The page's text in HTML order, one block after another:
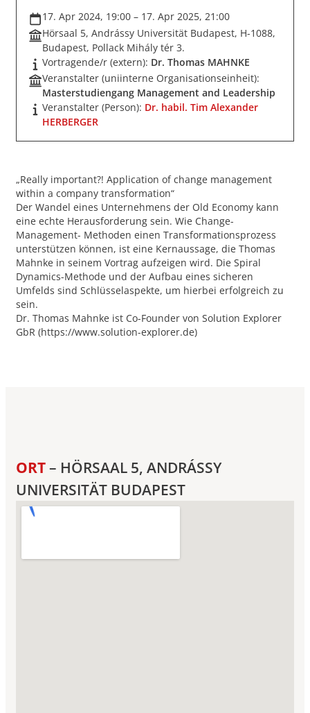
17. Apr 2024, 19:00 – 17. Apr 2025, 21:00
Hörsaal 5, Andrássy Universität Budapest, H-1088,
Budapest, Pollack Mihály tér 3.
Vortragende/r (extern): Dr. Thomas MAHNKE
Veranstalter (uniinterne Organisationseinheit):
Masterstudiengang Management and Leadership
Veranstalter (Person): Dr. habil. Tim Alexander
HERBERGER
„Really important?! Application of change management
within a company transformation“
Der Wandel eines Unternehmens der Old Economy kann
eine echte Herausforderung sein. Wie Change-
Management- Methoden einen Transformationsprozess
unterstützen können, ist eine Kernaussage, die Thomas
Mahnke in seinem Vortrag aufzeigen wird. Die Spiral
Dynamics-Methode und der Aufbau eines sicheren
Umfelds sind Schlüsselaspekte, um hierbei erfolgreich zu
sein.
Dr. Thomas Mahnke ist Co-Founder von Solution Explorer
GbR (https://www.solution-explorer.de)
ORT– HÖRSAAL 5, ANDRÁSSY
UNIVERSITÄT BUDAPEST